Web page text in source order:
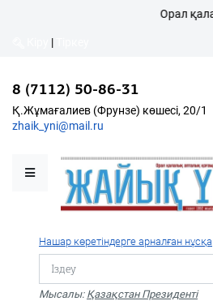
Қалалықтар қаперіне
Қоғам
Дені сау ұлт
Спорт
Орал
|
8 (7112) 50-86-31
Қ.Жұмағалиев (Фрунзе) көшесі, 20/1
zhaik_yni@mail.ru
Нашар көретіндерге арналған нұсқа
Мысалы: Қазақстан Президенті